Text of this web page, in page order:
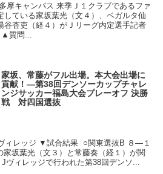
摩キャンパス 来季Ｊ１クラブであるファ
している家坂葉光（文４）、ベガルタ仙
谷杏吏（経４）がＪリーグ内定選手記者
質問...
家坂、常藤がフル出場。本大会出場に
貢献！―第38回デンソーカップチャレ
ンジサッカー福島大会プレーオフ 決勝
戦 対四国選抜
ィレッジ ▼試合結果 ○関東選抜B ８―１
坂葉光（文３）と常藤奏（経１）が関
ヴィレッジで行われた第38回デンソ...